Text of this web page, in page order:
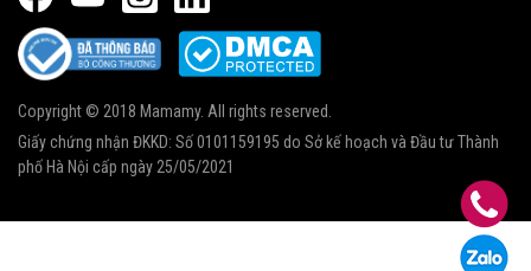
Copyright © 2018 Mamamy. All rights reserved.
Giấy chứng nhận ĐKKD: Số 0101159195 do Sở kế hoạch và Đầu tư Thành
phố Hà Nội cấp ngày 25/05/2021